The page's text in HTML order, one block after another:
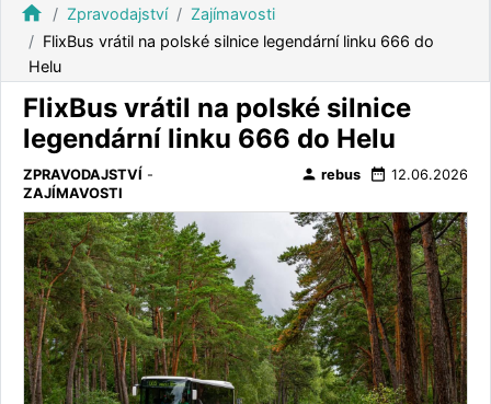
home Zpravodajství
Zajímavosti
FlixBus vrátil na polské silnice legendární linku 666 do
Helu
FlixBus vrátil na polské silnice
legendární linku 666 do Helu
ZPRAVODAJSTVÍ -
ZAJÍMAVOSTI
person rebus date_range 12.06.2026